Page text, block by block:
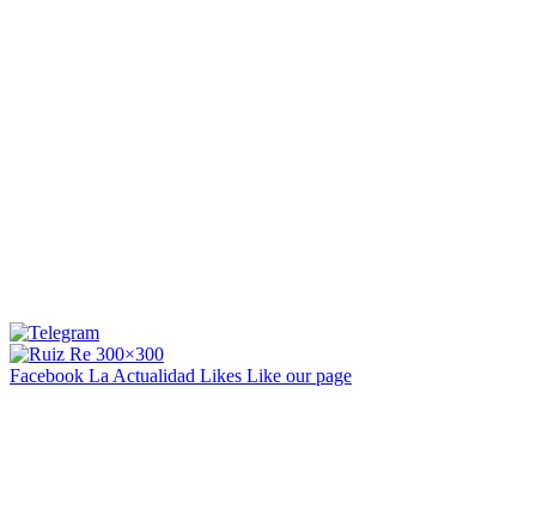
Facebook La Actualidad Likes Like our page